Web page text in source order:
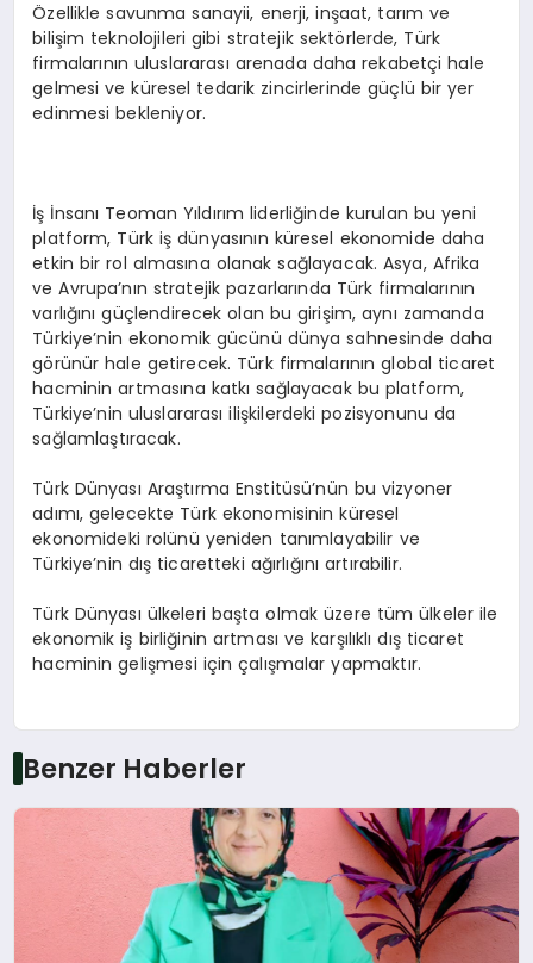
Özellikle savunma sanayii, enerji, inşaat, tarım ve
bilişim teknolojileri gibi stratejik sektörlerde, Türk
firmalarının uluslararası arenada daha rekabetçi hale
gelmesi ve küresel tedarik zincirlerinde güçlü bir yer
edinmesi bekleniyor.
İş İnsanı Teoman Yıldırım liderliğinde kurulan bu yeni
platform, Türk iş dünyasının küresel ekonomide daha
etkin bir rol almasına olanak sağlayacak. Asya, Afrika
ve Avrupa’nın stratejik pazarlarında Türk firmalarının
varlığını güçlendirecek olan bu girişim, aynı zamanda
Türkiye’nin ekonomik gücünü dünya sahnesinde daha
görünür hale getirecek. Türk firmalarının global ticaret
hacminin artmasına katkı sağlayacak bu platform,
Türkiye’nin uluslararası ilişkilerdeki pozisyonunu da
sağlamlaştıracak.
Türk Dünyası Araştırma Enstitüsü’nün bu vizyoner
adımı, gelecekte Türk ekonomisinin küresel
ekonomideki rolünü yeniden tanımlayabilir ve
Türkiye’nin dış ticaretteki ağırlığını artırabilir.
Türk Dünyası ülkeleri başta olmak üzere tüm ülkeler ile
ekonomik iş birliğinin artması ve karşılıklı dış ticaret
hacminin gelişmesi için çalışmalar yapmaktır.
Benzer Haberler